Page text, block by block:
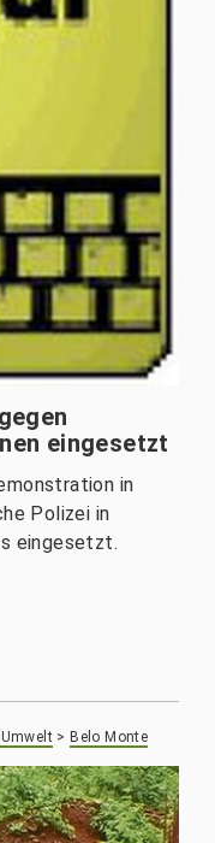
eingesetzt
in
Polizei in
eingesetzt.
> Belo Monte